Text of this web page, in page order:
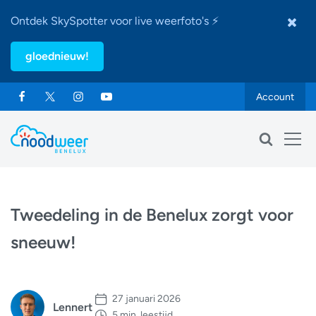
Ontdek SkySpotter voor live weerfoto's ⚡
gloednieuw!
Account
Tweedeling in de Benelux zorgt voor
sneeuw!
Lennert
27 januari 2026